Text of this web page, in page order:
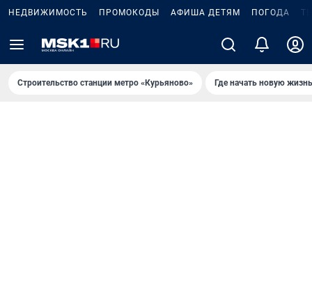
НЕДВИЖИМОСТЬ ПРОМОКОДЫ АФИША ДЕТЯМ ПОГОДА
Строительство станции метро «Курьяново» Где начать новую